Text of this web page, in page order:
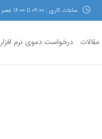
ساعات کاری : 09:00 تا 16:00 عصر
مقالات درخواست دموی نرم افزار